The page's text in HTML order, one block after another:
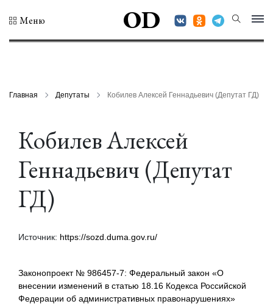
Меню OD
Главная Депутаты Кобилев Алексей Геннадьевич (Депутат ГД)
Кобилев Алексей
Геннадьевич (Депутат
ГД)
Источник: https://sozd.duma.gov.ru/
Законопроект № 986457-7: Федеральный закон «О
внесении изменений в статью 18.16 Кодекса Российской
Федерации об административных правонарушениях»